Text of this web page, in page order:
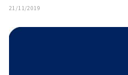
21/11/2019